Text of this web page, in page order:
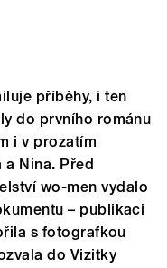
příběhy, i ten
do prvního románu
i v prozatím
a Nina. Před
wo-men vydalo
– publikaci
s fotografkou
do Vizitky